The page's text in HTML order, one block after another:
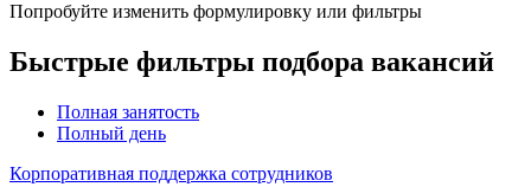
Попробуйте изменить формулировку или фильтры
Быстрые фильтры подбора вакансий
Полная занятость
Полный день
Корпоративная поддержка сотрудников